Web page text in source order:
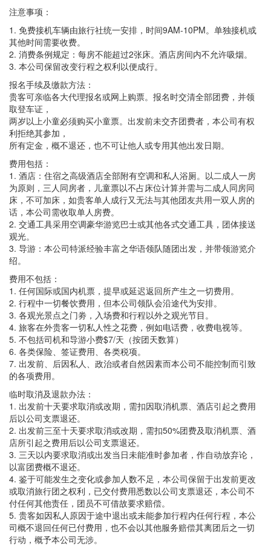
注意事项：
1. 免费接机车辆由旅行社统一安排，时间9AM-10PM。单独接机或
其他时间需要收费。
2. 消费条例规定：每房不能超过2张床。酒店房间内不允许吸烟。
3. 本公司保留改变行程之权利以便成行。
报名手续及缴款方法：
贵客可亲临各大代理报名或网上购票。报名时交清全部团费，并领
取登车证，
两岁以上小童必须购买小童票。出发前未交齐团费者，本公司有权
利拒绝其参加，
所有定金，概不退还，也不可让他人或专用其他出发日期。
费用包括：
1. 酒店：住宿之高级酒店全部附有空调和私人浴厕。以二成人一房
为原则，三人同房者，儿童票以不占床位计算并需与二成人同房同
床，不可加床，如贵客单人成行又无法与其他团友共用一双人房的
话，本公司需收取单人房费。
2. 交通工具采用空调豪华游览巴士或其他各式交通工具，团体接送
观光。
3. 导游：本公司特派经验丰富之华语领队随团出发，并带领游览介
绍。
费用不包括：
1. 任何国际或国内机票，提早或延迟返回所产生之一切费用。
2. 行程中一切餐饮费用，但本公司领队会沿途代为安排。
3. 各观光景点之门劵，入场费和行程以外之观光节目。
4. 旅客在外贵客一切私人性之花费，例如电话费，收费电视等。
5. 不包括司机和导游小费$7/天（按团天数算）
6. 各类保险、签证费用、各类税项。
7. 出发前、后因私人、政治或者自然因素而本公司不能控制而引致
的各项费用。
临时取消及退款办法：
1. 出发前十天要求取消或改期，需扣因取消机票、酒店引起之费用
后以公司支票退还。
2. 出发前三至十天要求取消或改期，需扣50%团费及取消机票、酒
店所引起之费用后以公司支票退还。
3. 三天以内要求取消或出发当日未能准时参加者，作自动放弃论，
以富团费概不退还。
4. 鉴于可能发生之变化或参加人数不足，本公司保留于出发前更改
或取消旅行团之权利，已交付费用悉数以公司支票退还，本公司不
付任何其他责任，团员不可借故要求赔偿。
5. 贵客如因私人原因于途中退出或未能参加行程内任何行程，本公
司概不退回任何已付费用，也不会以其他服务赔偿其离团后之一切
行动，概予本公司无涉。